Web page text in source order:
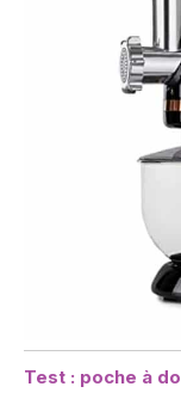
Test : poche à